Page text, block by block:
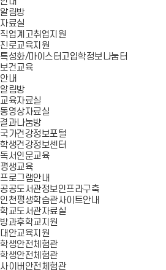
알림방
자료실
직업계고취업지원
진로교육지원
특성화/마이스터고입학정보나눔터
보건교육
안내
알림방
교육자료실
동영상자료실
결과나눔방
국가건강정보포털
학생건강정보센터
독서인문교육
평생교육
프로그램안내
공공도서관정보인프라구축
인천평생학습관사이트안내
학교도서관자료실
방과후학교지원
대안교육지원
학생안전체험관
학생안전체험관
사이버안전체험관